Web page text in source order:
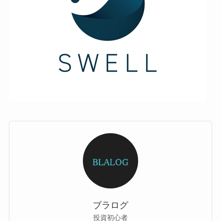
ブラログ
投資初心者